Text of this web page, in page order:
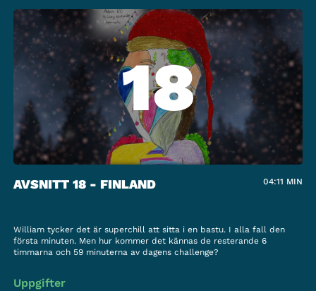
18
AVSNITT 18 - FINLAND 04:11 MIN
William tycker det är superchill att sitta i en bastu. I alla fall den
första minuten. Men hur kommer det kännas de resterande 6
timmarna och 59 minuterna av dagens challenge?
Uppgifter